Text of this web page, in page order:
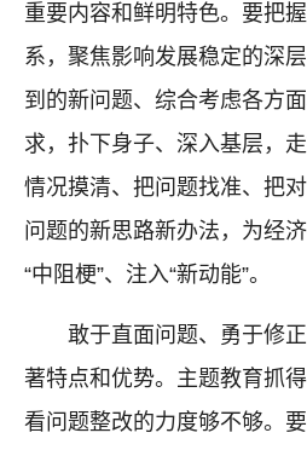
重要内容和鲜明特色。要把握
系，聚焦影响发展稳定的深
到的新问题、综合考虑各方
求，扑下身子、深入基层，
情况摸清、把问题找准、把
问题的新思路新办法，为经
“中阻梗”、注入“新动能”。
敢于直面问题、勇于修
著特点和优势。主题教育抓
看问题整改的力度够不够。要